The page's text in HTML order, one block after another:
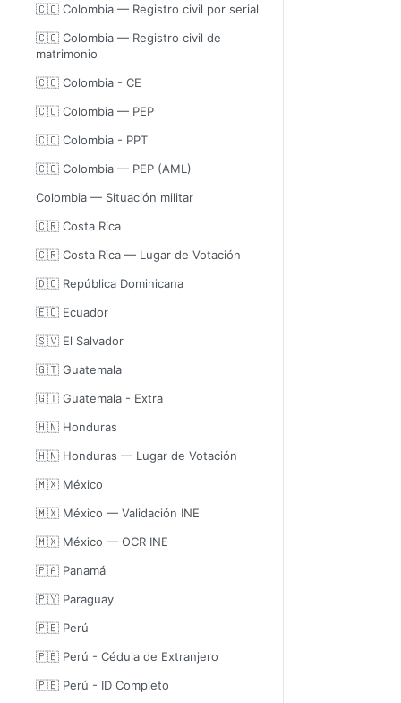
🇨🇴 Colombia — Registro civil por serial
🇨🇴 Colombia — Registro civil de
matrimonio
🇨🇴 Colombia - CE
🇨🇴 Colombia — PEP
🇨🇴 Colombia - PPT
🇨🇴 Colombia — PEP (AML)
Colombia — Situación militar
🇨🇷 Costa Rica
🇨🇷 Costa Rica — Lugar de Votación
🇩🇴 República Dominicana
🇪🇨 Ecuador
🇸🇻 El Salvador
🇬🇹 Guatemala
🇬🇹 Guatemala - Extra
🇭🇳 Honduras
🇭🇳 Honduras — Lugar de Votación
🇲🇽 México
🇲🇽 México — Validación INE
🇲🇽 México — OCR INE
🇵🇦 Panamá
🇵🇾 Paraguay
🇵🇪 Perú
🇵🇪 Perú - Cédula de Extranjero
🇵🇪 Perú - ID Completo